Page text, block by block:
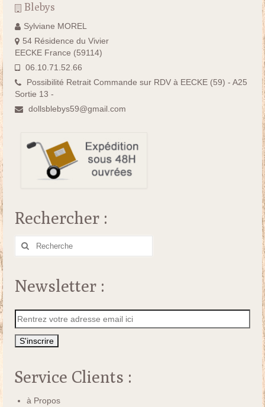
Blebys
Sylviane MOREL
54 Résidence du Vivier
EECKE France (59114)
06.10.71.52.66
Possibilité Retrait Commande sur RDV à EECKE (59) - A25
Sortie 13 -
dollsblebys59@gmail.com
Rechercher :
Rechercher
Newsletter :
Service Clients :
à Propos